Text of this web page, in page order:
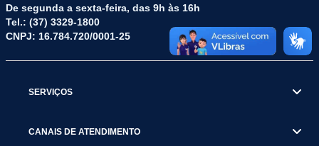
De segunda a sexta-feira, das 9h às 16h
Tel.: (37) 3329-1800
CNPJ: 16.784.720/0001-25
SERVIÇOS
CANAIS DE ATENDIMENTO